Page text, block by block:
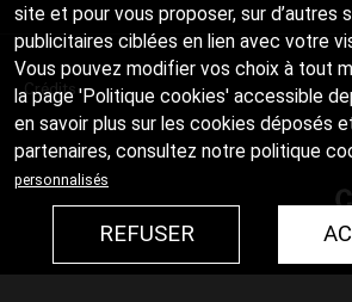
Crédits
site et pour vous proposer, sur d’autres
publicitaires ciblées en lien avec votre
Vous pouvez modifier vos choix à tout
la page 'Politique cookies' accessible
en savoir plus sur les cookies déposés
partenaires, consultez notre politique
personnalisés
REFUSER